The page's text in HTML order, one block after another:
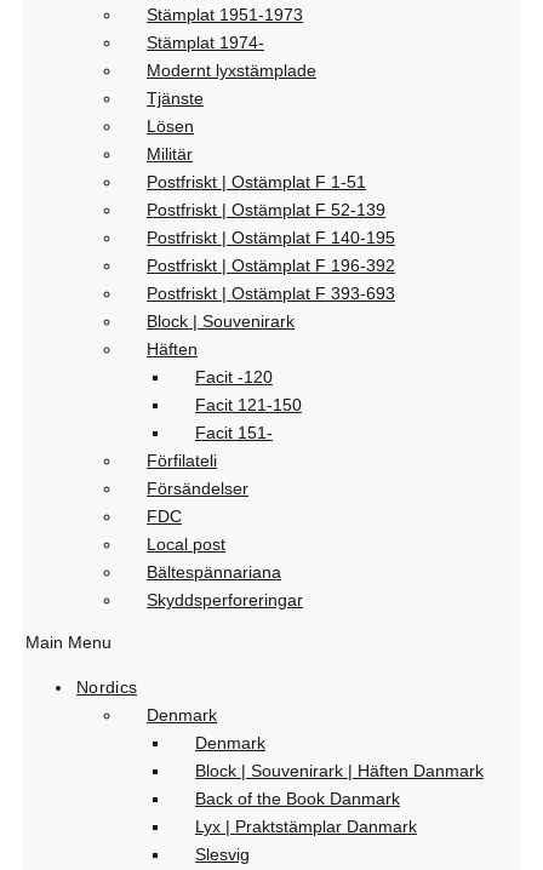
Stämplat 1951-1973
Stämplat 1974-
Modernt lyxstämplade
Tjänste
Lösen
Militär
Postfriskt | Ostämplat F 1-51
Postfriskt | Ostämplat F 52-139
Postfriskt | Ostämplat F 140-195
Postfriskt | Ostämplat F 196-392
Postfriskt | Ostämplat F 393-693
Block | Souvenirark
Häften
Facit -120
Facit 121-150
Facit 151-
Förfilateli
Försändelser
FDC
Local post
Bältespännariana
Skyddsperforeringar
Main Menu
Nordics
Denmark
Denmark
Block | Souvenirark | Häften Danmark
Back of the Book Danmark
Lyx | Praktstämplar Danmark
Slesvig